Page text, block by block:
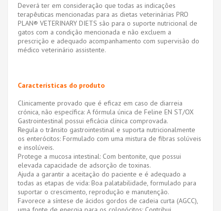
Deverá ter em consideração que todas as indicações
terapêuticas mencionadas para as dietas veterinárias PRO
PLAN® VETERINARY DIETS são para o suporte nutricional de
gatos com a condição mencionada e não excluem a
prescrição e adequado acompanhamento com supervisão do
médico veterinário assistente.
Características do produto
Clinicamente provado que é eficaz em caso de diarreia
crónica, não específica: A fórmula única de Feline EN ST/OX
Gastrointestinal possui eficácia clínica comprovada.
Regula o trânsito gastrointestinal e suporta nutricionalmente
os enterócitos: Formulado com uma mistura de fibras solúveis
e insolúveis.
Protege a mucosa intestinal: Com bentonite, que possui
elevada capacidade de adsorção de toxinas.
Ajuda a garantir a aceitação do paciente e é adequado a
todas as etapas de vida: Boa palatabilidade, formulado para
suportar o crescimento, reprodução e manutenção.
Favorece a síntese de ácidos gordos de cadeia curta (AGCC),